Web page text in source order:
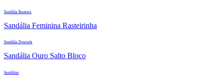
Sandália Rasteira
Sandália Feminina Rasteirinha
Sandália Dourada
Sandália Ouro Salto Bloco
Sandálias